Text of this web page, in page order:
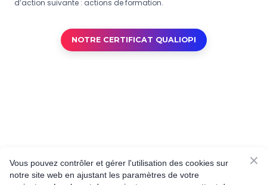
d’action suivante : actions de formation.
NOTRE CERTIFICAT QUALIOPI
Vous pouvez contrôler et gérer l'utilisation des cookies sur
notre site web en ajustant les paramètres de votre